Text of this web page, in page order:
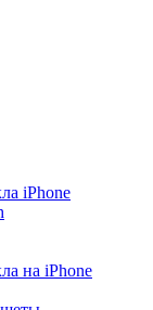
iPhone
на iPhone